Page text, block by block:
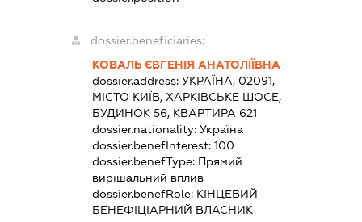
dossier.beneficiaries:
КОВАЛЬ ЄВГЕНІЯ АНАТОЛІЇВНА
dossier.address: УКРАЇНА, 02091,
МІСТО КИЇВ, ХАРКІВСЬКЕ ШОСЕ,
БУДИНОК 56, КВАРТИРА 621
dossier.nationality: Україна
dossier.benefInterest: 100
dossier.benefType: Прямий
вирішальний вплив
dossier.benefRole: КІНЦЕВИЙ
БЕНЕФІЦІАРНИЙ ВЛАСНИК